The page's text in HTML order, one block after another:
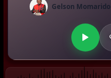
Gelson Momarido